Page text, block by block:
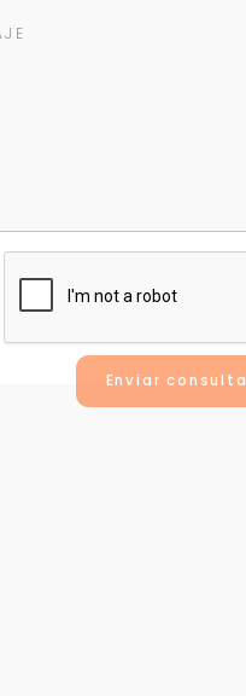
Enviar consulta